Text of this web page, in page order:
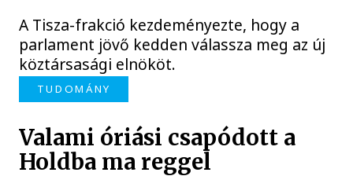
A Tisza-frakció kezdeményezte, hogy a
parlament jövő kedden válassza meg az új
köztársasági elnököt.
TUDOMÁNY
Valami óriási csapódott a
Holdba ma reggel